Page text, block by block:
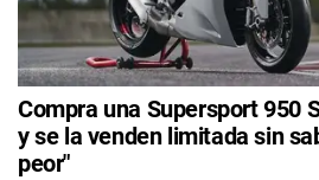
Compra una Supersport 950
y se la venden limitada sin
peor"